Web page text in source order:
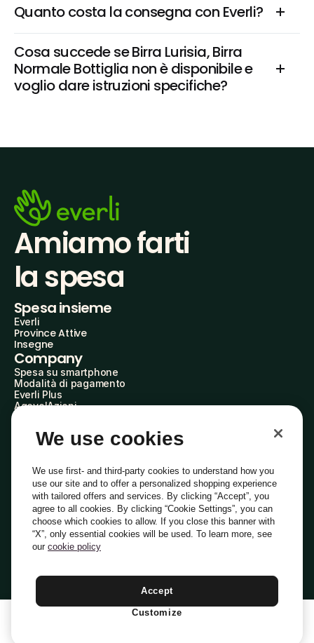
Quanto costa la consegna con Everli?
Cosa succede se Birra Lurisia, Birra
Normale Bottiglia non è disponibile e
voglio dare istruzioni specifiche?
Amiamo farti
la spesa
Spesa insieme
Everli
Province Attive
Insegne
Company
Spesa su smartphone
Modalità di pagamento
Everli Plus
AgevolAzioni
Everli Shoppers
Scopri chi siamo
Domande frequenti
Lavora con noi
Diventa Shopper
Investitori
PrivacyCookiePreferenze Cookie
Termini e Condizioni
Italiano
We use cookies
We use first- and third-party cookies to understand how you
use our site and to offer a personalized shopping experience
with tailored offers and services. By clicking “Accept”, you
agree to all cookies. By clicking “Cookie Settings”, you can
choose which cookies to allow. If you close this banner with
“X”, only essential cookies will be used. To learn more, see
our cookie policy
Accept
Customize